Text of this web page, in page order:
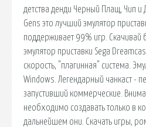
детства денди Черный Плащ, Чип и
Gens это лучший эмулятор
поддерживает 99% игр. Скачивай
эмулятор приставки Sega
скорость, "плагинная" система.
Windows. Легендарный чанкаст -
запустивший коммерческие.
необходимо создавать только в
дальнейшем они. Скачать игры,